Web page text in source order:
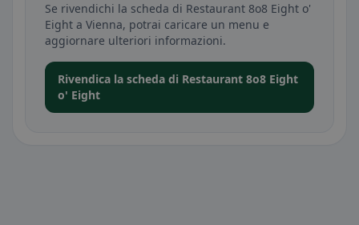
Se rivendichi la scheda di Restaurant 8o8 Eight o'
Eight a Vienna, potrai caricare un menu e
aggiornare ulteriori informazioni.
Rivendica la scheda di Restaurant 8o8 Eight
o' Eight